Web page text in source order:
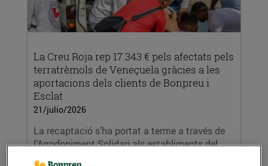
La Creu Roja rep 17.343 € pels afectats pels
terratrèmols de Veneçuela gràcies a les
aportacions dels clients de Bonpreu i
Esclat
21/julio/2026
La recaptació s’ha portat a terme a través de
l’Arrodoniment Solidari als establiments del